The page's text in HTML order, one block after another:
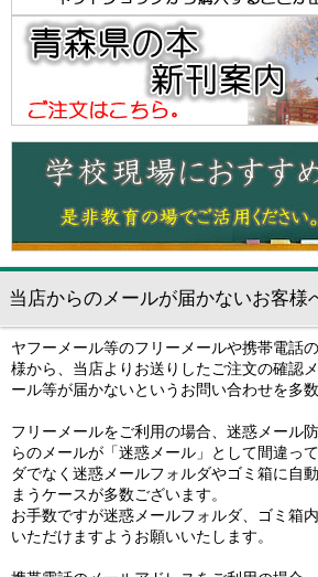
当店からのメールが届かないお客様
ヤフーメール等のフリーメールや携帯電話
様から、当店よりお送りしたご注文の確認
ール等が届かないというお問い合わせを多
フリーメールをご利用の場合、迷惑メール
らのメールが「迷惑メール」として間違っ
ダでなく迷惑メールフォルダやゴミ箱に自
まうケースが多数ございます。
お手数ですが迷惑メールフォルダ、ゴミ箱
いただけますようお願いいたします。